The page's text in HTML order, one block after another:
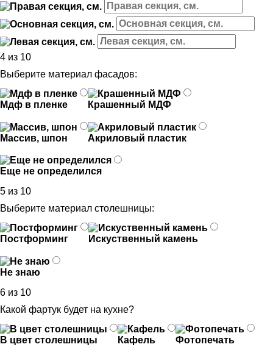
4 из 10
Выберите материал фасадов:
Мдф в пленке Крашенный МДФ
Массив, шпон Акриловый пластик
Еще не определился
5 из 10
Выберите материал столешницы:
Постформинг Искуственный камень
Не знаю
6 из 10
Какой фартук будет на кухне?
В цвет столешницы Кафель
Фотопечать